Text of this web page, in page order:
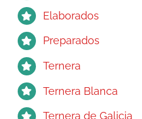
Elaborados
Preparados
Ternera
Ternera Blanca
Ternera de Galicia